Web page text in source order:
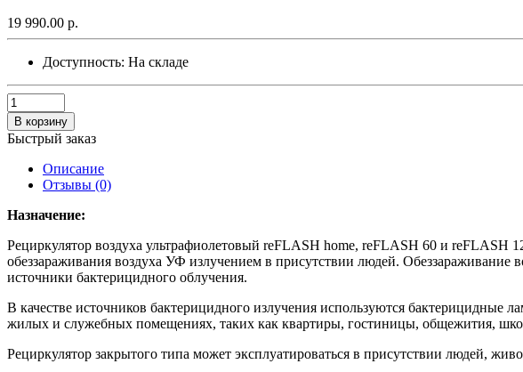
19 990.00 р.
Доступность: На складе
В корзину
Быстрый заказ
Описание
Отзывы (0)
Назначение:
Рециркулятор воздуха ультрафиолетовый reFLASH home, reFLASH 60 и reFLASH
обеззараживания воздуха УФ излучением в присутствии людей. Обеззараживание
источники бактерицидного облучения.
В качестве источников бактерицидного излучения используются
жилых и служебных помещениях, таких как квартиры, гостиницы, общежития,
Рециркулятор закрытого типа может эксплуатироваться в присутствии людей,